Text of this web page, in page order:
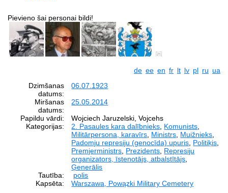
Pievieno šai personai bildi!
de ee en fr lt lv pl ru ua
Dzimšanas
datums:
06.07.1923
Miršanas
datums:
25.05.2014
Papildu vārdi:
Wojciech Jaruzelski, Vojcehs
Kategorijas:
2. Pasaules kara dalībnieks Komunists
Militārpersona, karavīrs Ministrs Muižnieks
Padomju represiju (genocīda) upuris Politiķis
Premjerministrs Prezidents Represiju
organizators, īstenotājs, atbalstītājs
Ģenerālis
Tautība:
polis
Kapsēta:
Warszawa, Powązki Military Cemetery